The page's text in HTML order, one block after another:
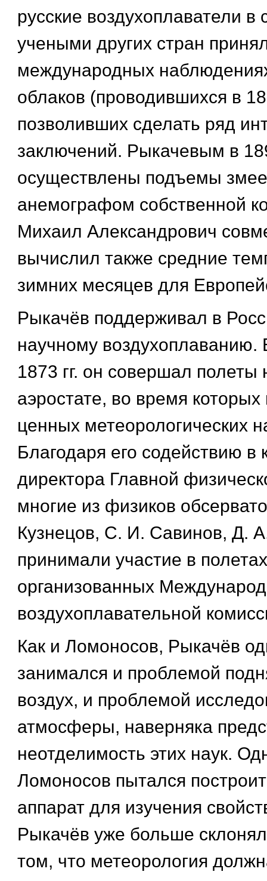
русские воздухоплаватели в
учеными других стран
международных
облаков (проводившихся в
позволивших сделать ряд
заключений. Рыкачевым в
осуществлены подъемы
анемографом собственной
Михаил Александрович
вычислил также средние
зимних месяцев для
Рыкачёв поддерживал в
научному
1873 гг. он совершал полеты
аэростате, во время
ценных метеорологических
Благодаря его содействию в
директора Главной
многие из физиков
Кузнецов, С. И. Савинов, Д.
принимали участие в
организованных
воздухоплавательной
Как и Ломоносов, Рыкачёв
занимался и проблемой
воздух, и проблемой
атмосферы, наверняка
неотделимость этих наук.
Ломоносов пытался
аппарат для изучения
Рыкачёв уже больше
том, что метеорология